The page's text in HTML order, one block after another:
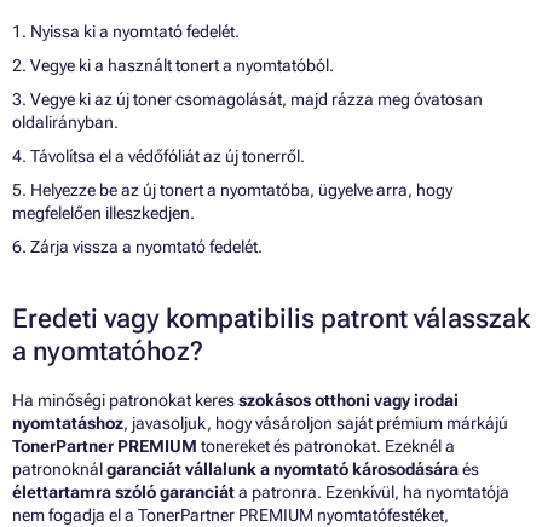
1. Nyissa ki a nyomtató fedelét.
2. Vegye ki a használt tonert a nyomtatóból.
3. Vegye ki az új toner csomagolását, majd rázza meg óvatosan
oldalirányban.
4. Távolítsa el a védőfóliát az új tonerről.
5. Helyezze be az új tonert a nyomtatóba, ügyelve arra, hogy
megfelelően illeszkedjen.
6. Zárja vissza a nyomtató fedelét.
Eredeti vagy kompatibilis patront válasszak
a nyomtatóhoz?
Ha minőségi patronokat keresszokásos otthoni vagy irodai
nyomtatáshoz, javasoljuk, hogy vásároljon saját prémium márkájú
TonerPartner PREMIUM tonereket és patronokat. Ezeknél a
patronoknálgaranciát vállalunk a nyomtató károsodásáraés
élettartamra szóló garanciáta patronra. Ezenkívül, ha nyomtatója
nem fogadja el a TonerPartner PREMIUM nyomtatófestéket,